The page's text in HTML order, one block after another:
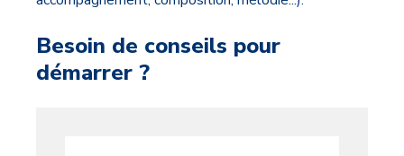
Besoin de conseils pour
démarrer ?